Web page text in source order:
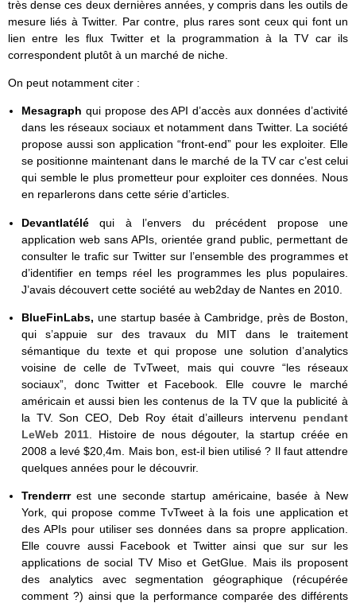
très dense ces deux dernières années, y compris dans les outils de
mesure liés à Twitter. Par contre, plus rares sont ceux qui font un
lien entre les flux Twitter et la programmation à la TV car ils
correspondent plutôt à un marché de niche.
On peut notamment citer :
Mesagraph qui propose des API d’accès aux données d’activité
dans les réseaux sociaux et notamment dans Twitter. La société
propose aussi son application “front-end” pour les exploiter. Elle
se positionne maintenant dans le marché de la TV car c’est celui
qui semble le plus prometteur pour exploiter ces données. Nous
en reparlerons dans cette série d’articles.
Devantlatéléqui à l’envers du précédent propose une
application web sans APIs, orientée grand public, permettant de
consulter le trafic sur Twitter sur l’ensemble des programmes et
d’identifier en temps réel les programmes les plus populaires.
J’avais découvert cette société au web2day de Nantes en 2010.
BlueFinLabs, une startup basée à Cambridge, près de Boston,
qui s’appuie sur des travaux du MIT dans le traitement
sémantique du texte et qui propose une solution d’analytics
voisine de celle de TvTweet, mais qui couvre “les réseaux
sociaux”, donc Twitter et Facebook. Elle couvre le marché
américain et aussi bien les contenus de la TV que la publicité à
la TV. Son CEO, Deb Roy était d’ailleurs intervenu pendant
LeWeb 2011 . Histoire de nous dégouter, la startup créée en
2008 a levé $20,4m. Mais bon, est-il bien utilisé ? Il faut attendre
quelques années pour le découvrir.
Trenderrrest une seconde startup américaine, basée à New
York, qui propose comme TvTweet à la fois une application et
des APIs pour utiliser ses données dans sa propre application.
Elle couvre aussi Facebook et Twitter ainsi que sur sur les
applications de social TV Miso et GetGlue. Mais ils proposent
des analytics avec segmentation géographique (récupérée
comment ?) ainsi que la performance comparée des différents